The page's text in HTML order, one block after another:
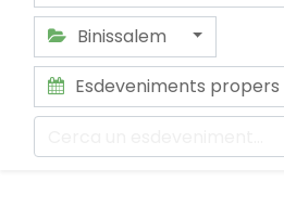
Binissalem
Esdeveniments propers